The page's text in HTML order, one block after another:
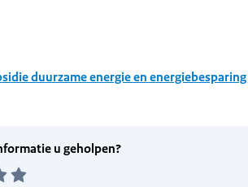
duurzame energie en energiebesparing